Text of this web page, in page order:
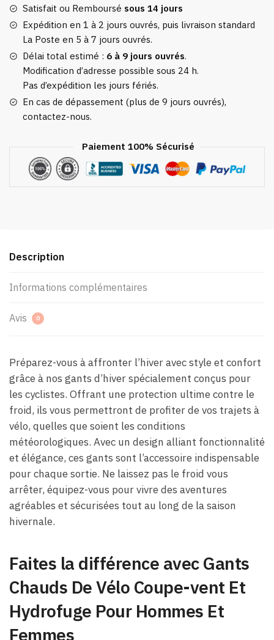
Vélo
Coupe-
vent
Et
Hydrofuge
Pour
Hommes
Satisfait ou Remboursé sous 14 jours
Expédition en 1 à 2 jours ouvrés, puis livraison standard
La Poste en 5 à 7 jours ouvrés.
Délai total estimé : 6 à 9 jours ouvrés.
Modification d’adresse possible sous 24 h.
Pas d’expédition les jours fériés.
En cas de dépassement (plus de 9 jours ouvrés),
contactez-nous.
Paiement 100% Sécurisé
Description
Informations complémentaires
Avis 0
Préparez-vous à affronter l’hiver avec style et confort
grâce à nos gants d’hiver spécialement conçus pour
les cyclistes. Offrant une protection ultime contre le
froid, ils vous permettront de profiter de vos trajets à
vélo, quelles que soient les conditions
météorologiques. Avec un design alliant fonctionnalité
et élégance, ces gants sont l’accessoire indispensable
pour chaque sortie. Ne laissez pas le froid vous
arrêter, équipez-vous pour vivre des aventures
agréables et sécurisées tout au long de la saison
hivernale.
Faites la différence avec Gants
Chauds De Vélo Coupe-vent Et
Hydrofuge Pour Hommes Et
Femmes